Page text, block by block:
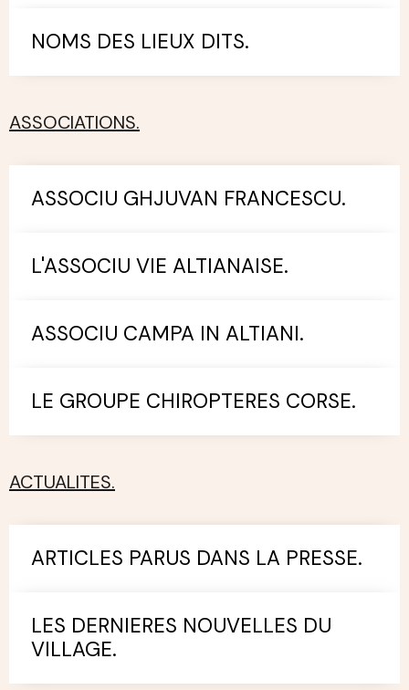
NOMS DES LIEUX DITS.
ASSOCIATIONS.
ASSOCIU GHJUVAN FRANCESCU.
L'ASSOCIU VIE ALTIANAISE.
ASSOCIU CAMPA IN ALTIANI.
LE GROUPE CHIROPTERES CORSE.
ACTUALITES.
ARTICLES PARUS DANS LA PRESSE.
LES DERNIERES NOUVELLES DU
VILLAGE.